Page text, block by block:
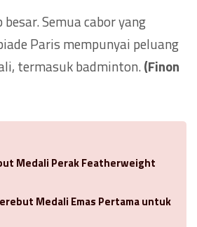
Semua cabor yang
Paris mempunyai peluang
termasuk badminton.(Finon
Medali Perak Featherweight
Medali Emas Pertama untuk